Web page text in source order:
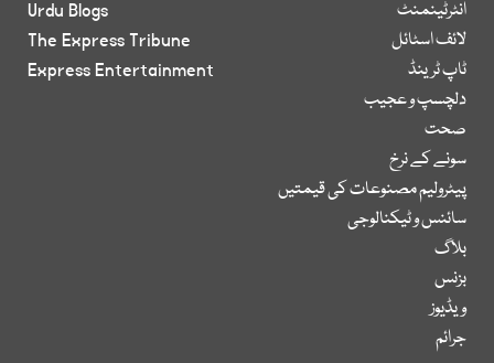
انٹرٹینمنٹ
لائف اسٹائل
ٹاپ ٹرینڈ
دلچسپ و عجیب
صحت
سونے کے نرخ
پیٹرولیم مصنوعات کی قیمتیں
سائنس و ٹیکنالوجی
بلاگ
بزنس
ویڈیوز
جرائم
Urdu Blogs
The Express Tribune
Express Entertainment